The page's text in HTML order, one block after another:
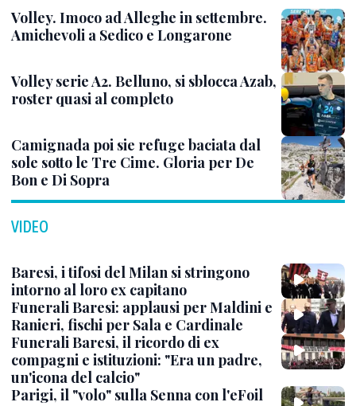
Volley. Imoco ad Alleghe in settembre.
Amichevoli a Sedico e Longarone
Volley serie A2. Belluno, si sblocca Azab,
roster quasi al completo
Camignada poi sie refuge baciata dal
sole sotto le Tre Cime. Gloria per De
Bon e Di Sopra
VIDEO
Baresi, i tifosi del Milan si stringono
intorno al loro ex capitano
Funerali Baresi: applausi per Maldini e
Ranieri, fischi per Sala e Cardinale
Funerali Baresi, il ricordo di ex
compagni e istituzioni: "Era un padre,
un'icona del calcio"
Parigi, il "volo" sulla Senna con l'eFoil